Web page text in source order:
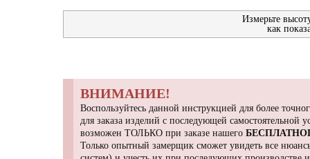
Измерьте
как
ВНИМАНИЕ!
Воспользуйтесь данной инструкцией для более
для заказа изделий с последующей
возможен ТОЛЬКО при заказе нашего
Только опытный замерщик сможет увидеть все